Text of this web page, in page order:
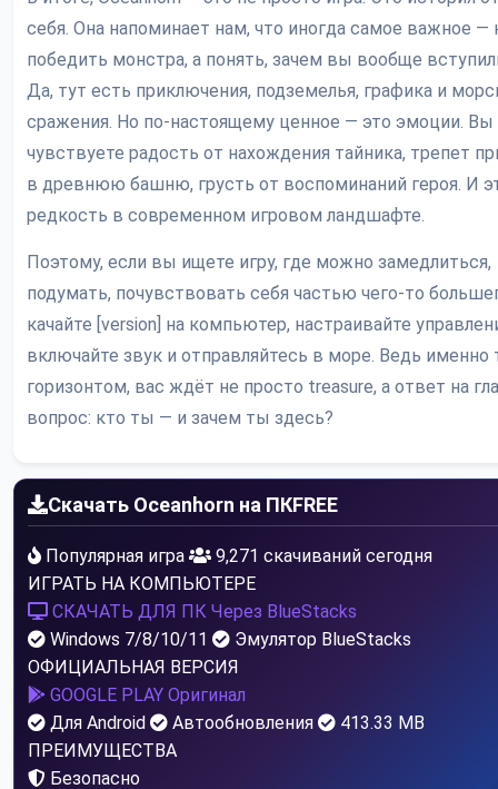
себя. Она напоминает нам, что иногда самое важное —
победить монстра, а понять, зачем вы вообще
Да, тут есть приключения, подземелья, графика и
сражения. Но по-настоящему ценное — это эмоции. Вы
чувствуете радость от нахождения тайника, трепет
в древнюю башню, грусть от воспоминаний героя. И
редкость в современном игровом ландшафте.
Поэтому, если вы ищете игру, где можно замедлиться,
подумать, почувствовать себя частью чего-то
качайте [version] на компьютер, настраивайте
включайте звук и отправляйтесь в море. Ведь именно
горизонтом, вас ждёт не просто treasure, а ответ на
вопрос: кто ты — и зачем ты здесь?
Скачать Oceanhorn на ПКFREE
Популярная игра
9,271 скачиваний сегодня
ИГРАТЬ НА КОМПЬЮТЕРЕ
СКАЧАТЬ ДЛЯ ПК Через BlueStacks
Windows 7/8/10/11
Эмулятор BlueStacks
ОФИЦИАЛЬНАЯ ВЕРСИЯ
GOOGLE PLAY Оригинал
Для Android
Автообновления
413.33 MB
ПРЕИМУЩЕСТВА
Безопасно